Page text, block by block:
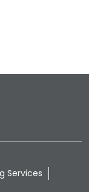
Services